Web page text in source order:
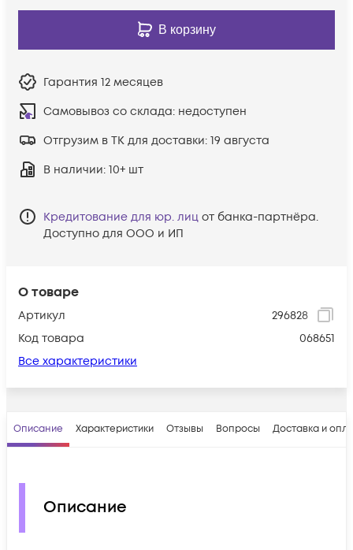
О товаре
Артикул
296828
Код товара
068651
Все характеристики
В корзину
Гарантия 12 месяцев
Самовывоз со склада: недоступен
Отгрузим в ТК для доставки: 19 августа
В наличии: 10+ шт
Кредитование для юр. лиц от банка-партнёра.
Доступно для ООО и ИП
Описание Характеристики Отзывы Вопросы Доставка и
Описание